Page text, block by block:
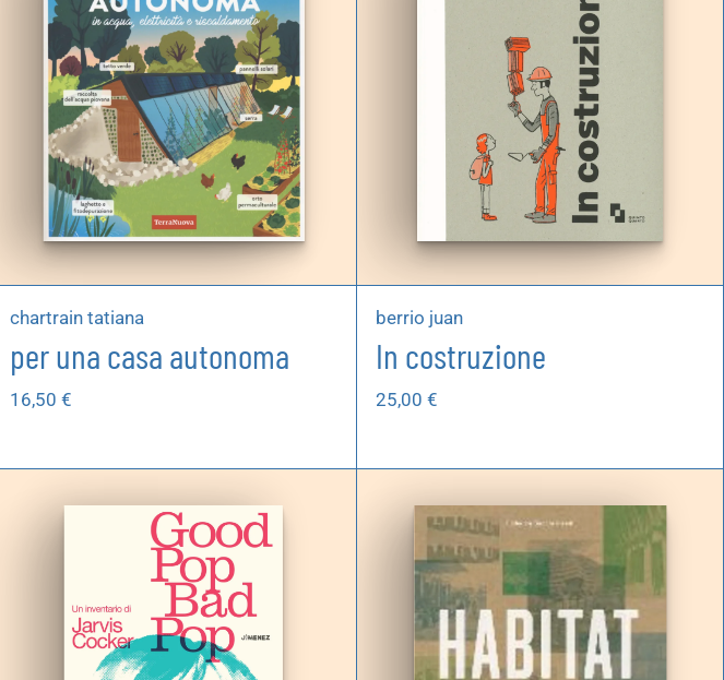
chartrain tatiana
per una casa autonoma
16,50 €
berrio juan
In costruzione
25,00€